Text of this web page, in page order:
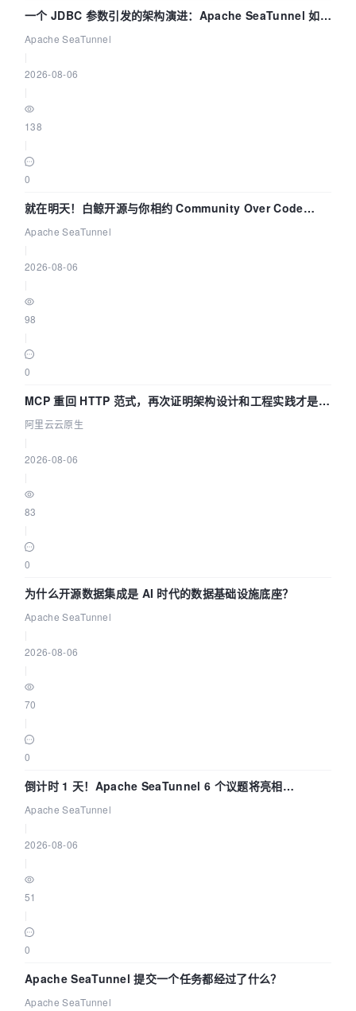
一个 JDBC 参数引发的架构演进：Apache SeaTunnel 如何
解决数据同步中的“定时 Flush”难题
Apache SeaTunnel
2026-08-06
138
0
就在明天！白鲸开源与你相约 Community Over Code
Asia 2026 主题演讲！
Apache SeaTunnel
2026-08-06
98
0
MCP 重回 HTTP 范式，再次证明架构设计和工程实践才是稀
缺资源
阿里云云原生
2026-08-06
83
0
为什么开源数据集成是 AI 时代的数据基础设施底座？
Apache SeaTunnel
2026-08-06
70
0
倒计时 1 天！Apache SeaTunnel 6 个议题将亮相
Community Over Code Asia 2026
Apache SeaTunnel
2026-08-06
51
0
Apache SeaTunnel 提交一个任务都经过了什么？
Apache SeaTunnel